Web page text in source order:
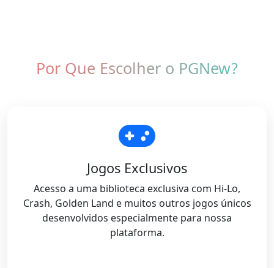
Por Que Escolher o PGNew?
Jogos Exclusivos
Acesso a uma biblioteca exclusiva com Hi-Lo,
Crash, Golden Land e muitos outros jogos únicos
desenvolvidos especialmente para nossa
plataforma.